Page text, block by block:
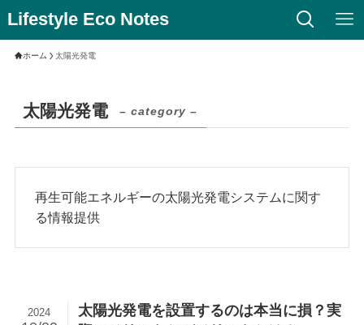
Lifestyle Eco Notes
ホーム 太陽光発電
太陽光発電 – category –
再生可能エネルギーの太陽光発電システムに関す
る情報提供
太陽光発電を設置するのは本当に損？実
2024